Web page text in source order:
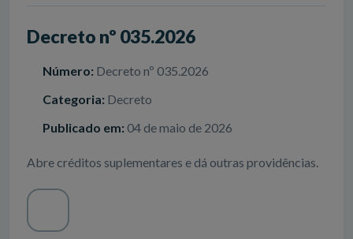
Decreto nº 035.2026
Número: Decreto nº 035.2026
Categoria: Decreto
Publicado em: 04 de maio de 2026
Abre créditos suplementares e dá outras providências.